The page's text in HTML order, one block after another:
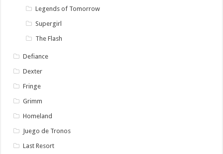
Legends of Tomorrow
Supergirl
The Flash
Defiance
Dexter
Fringe
Grimm
Homeland
Juego de Tronos
Last Resort